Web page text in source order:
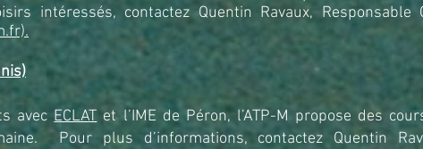
intéressés, contactez Quentin Ravaux, Responsable
avec ECLAT et l’IME de Péron, l’ATP-M propose des
Pour plus d’informations, contactez Quentin